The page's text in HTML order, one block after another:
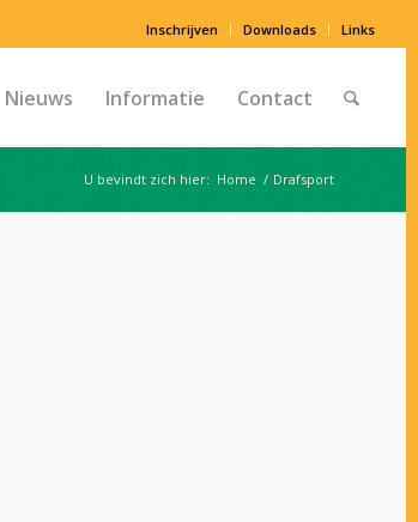
Inschrijven Downloads Links
Nieuws Informatie Contact
U bevindt zich hier: Home / Drafsport